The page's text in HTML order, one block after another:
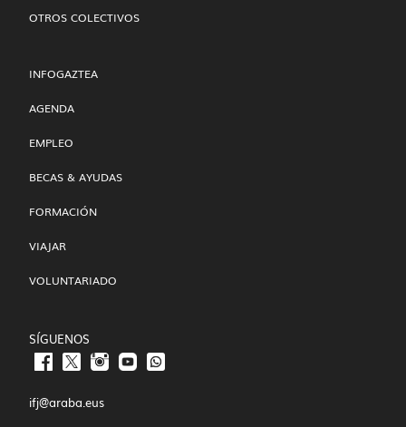
OTROS COLECTIVOS
INFOGAZTEA
AGENDA
EMPLEO
BECAS & AYUDAS
FORMACIÓN
VIAJAR
VOLUNTARIADO
SÍGUENOS
ifj@araba.eus